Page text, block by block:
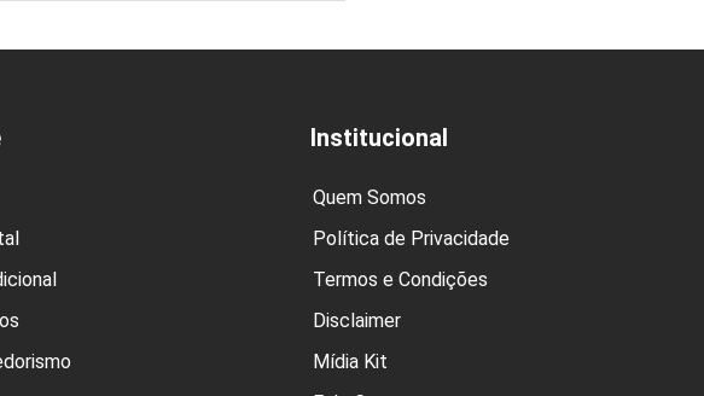
Institucional
Quem Somos
Política de Privacidade
Termos e Condições
Disclaimer
Mídia Kit